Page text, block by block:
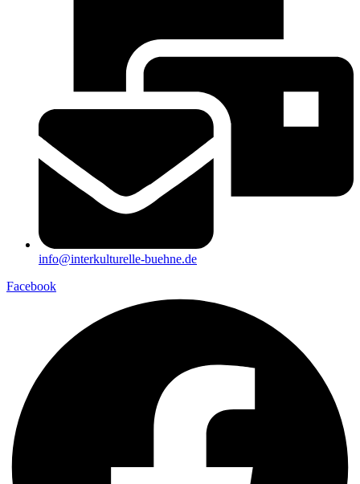
info@interkulturelle-buehne.de
Facebook